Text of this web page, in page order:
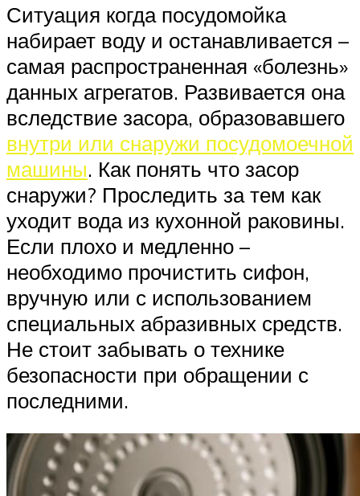
Ситуация когда посудомойка
набирает воду и останавливается –
самая распространенная «болезнь»
данных агрегатов. Развивается она
вследствие засора, образовавшего
внутри или снаружи посудомоечной
машины. Как понять что засор
снаружи? Проследить за тем как
уходит вода из кухонной раковины.
Если плохо и медленно –
необходимо прочистить сифон,
вручную или с использованием
специальных абразивных средств.
Не стоит забывать о технике
безопасности при обращении с
последними.